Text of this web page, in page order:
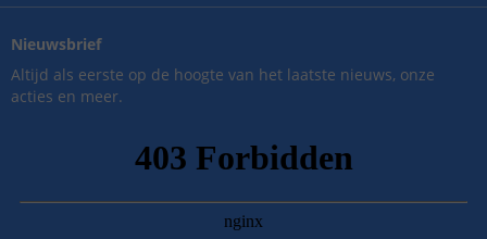
Nieuwsbrief
Altijd als eerste op de hoogte van het laatste nieuws, onze
acties en meer.